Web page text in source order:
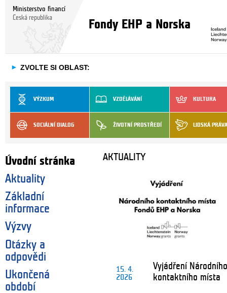
Ministerstvo financí
Česká republika
Fondy EHP a Norska
► ZVOLTE SI OBLAST:
VÝZKUM VZDĚLÁVÁNÍ KULTURA
SOCIÁLNÍ DIALOG ŽIVOTNÍ PROSTŘEDÍ LIDSKÁ PRÁVA
Úvodní stránka
Aktuality
Základní
informace
Výzvy
Otázky a
odpovědi
Ukončená
období
AKTUALITY
15. 4.
2026
Vyjádření Národního
kontaktního místa